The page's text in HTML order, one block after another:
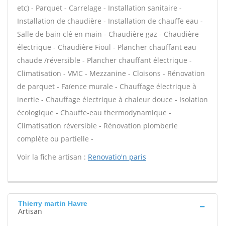
etc) - Parquet - Carrelage - Installation sanitaire -
Installation de chaudière - Installation de chauffe eau -
Salle de bain clé en main - Chaudière gaz - Chaudière
électrique - Chaudière Fioul - Plancher chauffant eau
chaude /réversible - Plancher chauffant électrique -
Climatisation - VMC - Mezzanine - Cloisons - Rénovation
de parquet - Faïence murale - Chauffage électrique à
inertie - Chauffage électrique à chaleur douce - Isolation
écologique - Chauffe-eau thermodynamique -
Climatisation réversible - Rénovation plomberie
complète ou partielle -
Voir la fiche artisan : Renovatio'n paris
Thierry martin Havre
Artisan